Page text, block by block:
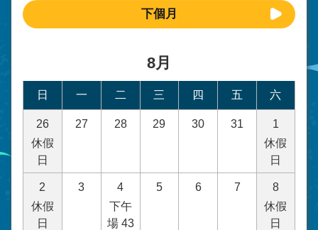
下個月
8月
日 一 二 三 四 五 六
26
休假
日
27 28 29 30 31
1
休假
日
2
休假
日
3
4
下午
場 43
5 6 7
8
休假
日